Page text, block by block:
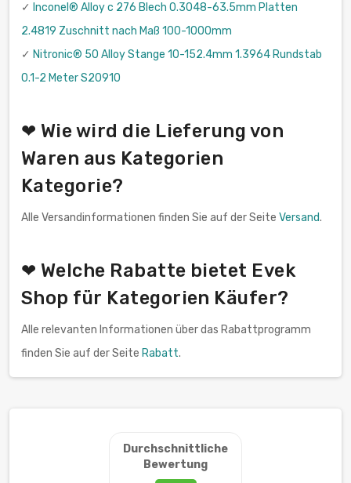
✓ Inconel® Alloy c 276 Blech 0.3048-63.5mm Platten
2.4819 Zuschnitt nach Maß 100-1000mm
✓ Nitronic® 50 Alloy Stange 10-152.4mm 1.3964 Rundstab
0.1-2 Meter S20910
❤ Wie wird die Lieferung von
Waren aus Kategorien
Kategorie?
Alle Versandinformationen finden Sie auf der Seite Versand.
❤ Welche Rabatte bietet Evek
Shop für Kategorien Käufer?
Alle relevanten Informationen über das Rabattprogramm
finden Sie auf der Seite Rabatt.
Durchschnittliche
Bewertung